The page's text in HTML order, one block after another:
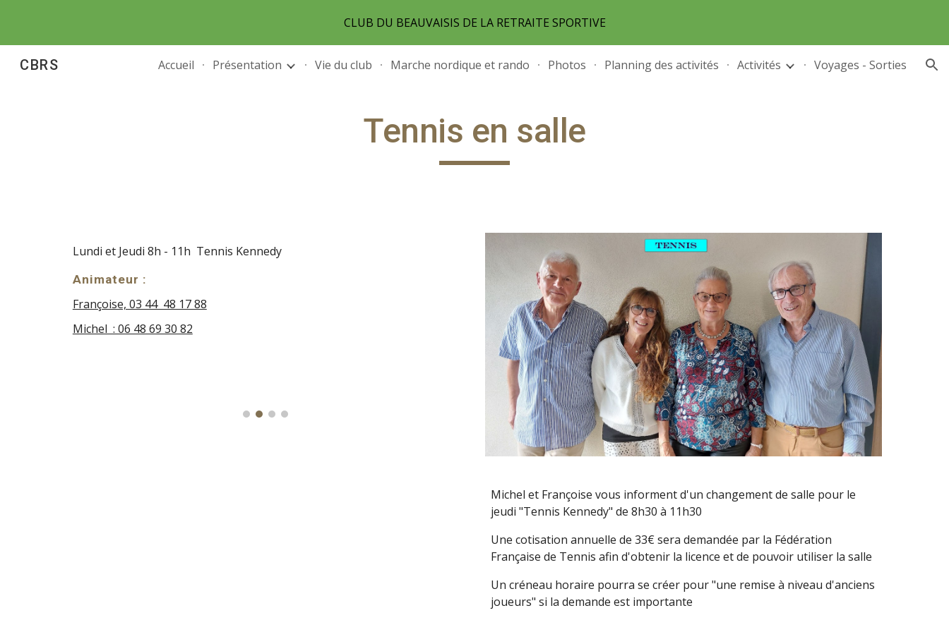
Skip to main content Skip to navigation
CLUB DU BEAUVAISIS DE LA RETRAITE SPORTIVE
CBRS Accueil Présentation Vie du club Marche nordique et rando Photos Planning des activités Activités Voyages - Sorties
Tennis en salle
Lundi et Jeudi 8h - 11h Tennis Kennedy
Animateur :
Françoise, 03 44 48 17 88
Michel : 06 48 69 30 82
Michel et Françoise vous informent d'un changement de salle pour le
jeudi "Tennis Kennedy" de 8h30 à 11h30
Une cotisation annuelle de 33€ sera demandée par la Fédération
Française de Tennis afin d'obtenir la licence et de pouvoir utiliser la salle
Un créneau horaire pourra se créer pour "une remise à niveau d'anciens
joueurs" si la demande est importante